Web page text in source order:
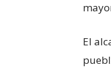
El